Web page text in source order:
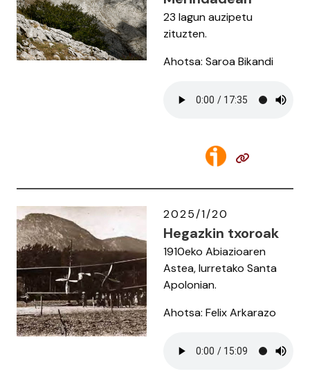
23 lagun auzipetu
zituzten.
Ahotsa: Saroa Bikandi
2025/1/20
Hegazkin txoroak
1910eko Abiazioaren
Astea, Iurretako Santa
Apolonian.
Ahotsa: Felix Arkarazo